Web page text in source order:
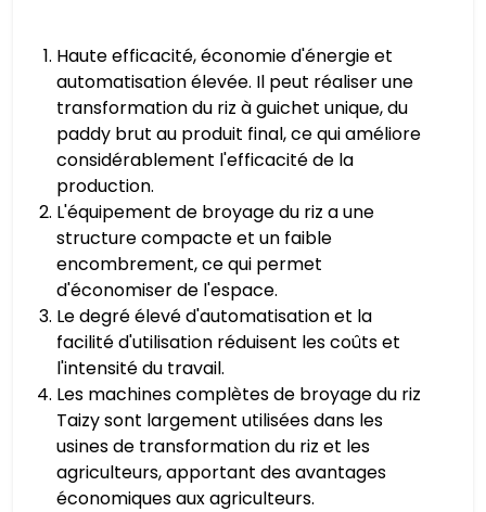
Haute efficacité, économie d'énergie et
automatisation élevée. Il peut réaliser une
transformation du riz à guichet unique, du
paddy brut au produit final, ce qui améliore
considérablement l'efficacité de la
production.
L'équipement de broyage du riz a une
structure compacte et un faible
encombrement, ce qui permet
d'économiser de l'espace.
Le degré élevé d'automatisation et la
facilité d'utilisation réduisent les coûts et
l'intensité du travail.
Les machines complètes de broyage du riz
Taizy sont largement utilisées dans les
usines de transformation du riz et les
agriculteurs, apportant des avantages
économiques aux agriculteurs.